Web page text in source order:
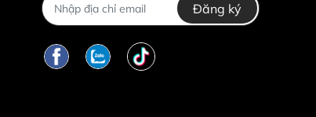
Đăng ký